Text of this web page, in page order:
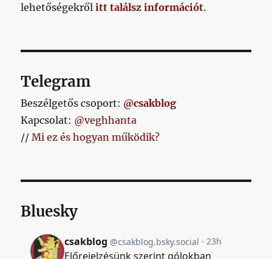
lehetőségekrőlitt találsz információt.
Telegram
Beszélgetős csoport: @csakblog
Kapcsolat: @veghhanta
//Mi ez és hogyan működik?
Bluesky